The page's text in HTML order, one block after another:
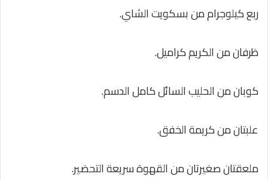
ربع كيلوجرام من بسكويت الشاي.
ظرفان من الكريم كراميل.
كوبان من الحليب السائل كامل الدسم.
علبتان من كريمة الخفق.
ملعقتان صغيرتان من القهوة سريعة التحضير.